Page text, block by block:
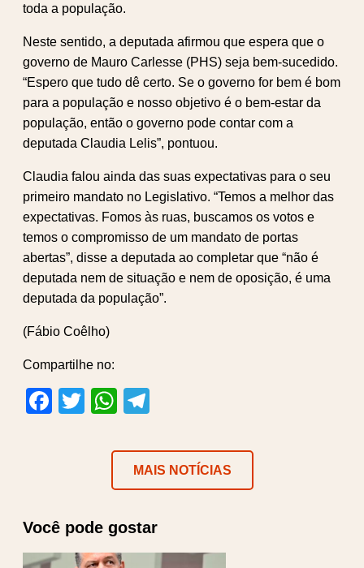
toda a população.
Neste sentido, a deputada afirmou que espera que o
governo de Mauro Carlesse (PHS) seja bem-sucedido.
“Espero que tudo dê certo. Se o governo for bem é bom
para a população e nosso objetivo é o bem-estar da
população, então o governo pode contar com a
deputada Claudia Lelis”, pontuou.
Claudia falou ainda das suas expectativas para o seu
primeiro mandato no Legislativo. “Temos a melhor das
expectativas. Fomos às ruas, buscamos os votos e
temos o compromisso de um mandato de portas
abertas”, disse a deputada ao completar que “não é
deputada nem de situação e nem de oposição, é uma
deputada da população”.
(Fábio Coêlho)
Compartilhe no:
Facebook
TwitterWhatsApp
MAIS NOTÍCIAS
Você pode gostar